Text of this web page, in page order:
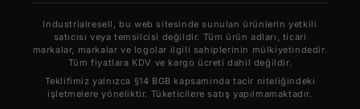
Industrialresell, bu web sitesinde sunulan ürünlerin yetkili
satıcısı veya temsilcisi değildir. Tüm ürün adları, ticari
markalar, markalar ve logolar ilgili sahiplerinin mülkiyetindedir.
Tüm fiyatlara KDV ve kargo ücreti dahil değildir.
Teklifimiz yalnızca §14 BGB kapsamında tacir niteliğindeki
işletmelere yöneliktir. Tüketicilere satış yapılmamaktadır.